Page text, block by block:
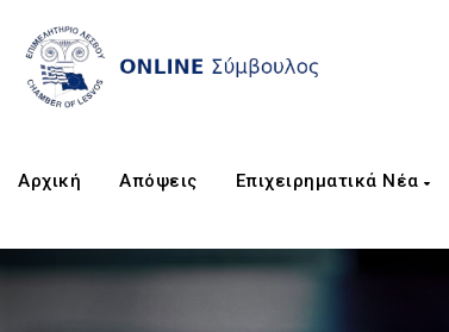
Αρχική Απόψεις Επιχειρηματικά Νέα